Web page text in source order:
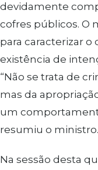
devidamente
cofres públicos. O
para caracterizar o
existência de
“Não se trata de
mas da
um
resumiu o ministro.
Na sessão desta